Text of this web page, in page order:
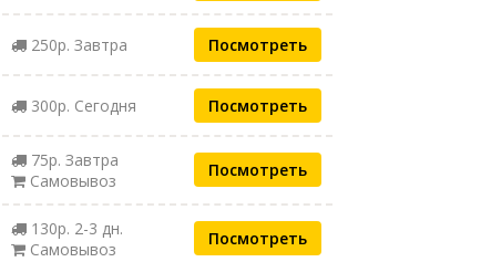
250р. Завтра Посмотреть
300р. Сегодня Посмотреть
75р. Завтра
Самовывоз
Посмотреть
130р. 2-3 дн.
Самовывоз
Посмотреть